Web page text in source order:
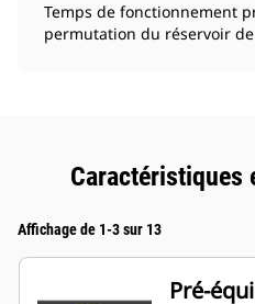
Temps de fonctionnement
permutation du réservoir
Caractéristiques
Affichage de 1-3 sur 13
Pré-